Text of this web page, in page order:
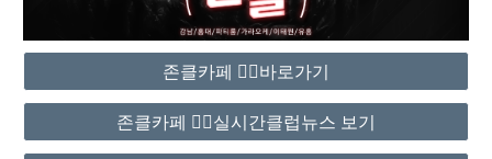
존클카페 ❤️‍🔥바로가기
존클카페 ❤️‍🔥실시간클럽뉴스 보기